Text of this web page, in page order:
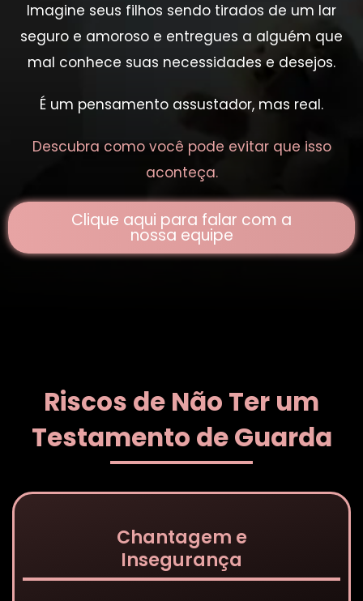
Imagine seus filhos sendo tirados de um lar
seguro e amoroso e entregues a alguém que
mal conhece suas necessidades e desejos.
É um pensamento assustador, mas real.
Descubra como você pode evitar que isso
aconteça.
Clique aqui para falar com a
nossa equipe
Riscos de Não Ter um
Testamento de Guarda
Chantagem e
Insegurança